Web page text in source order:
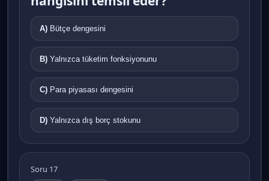
A) Bütçe dengesini
B) Yalnızca tüketim fonksiyonunu
C) Para piyasası dengesini
D) Yalnızca dış borç stokunu
Soru 17